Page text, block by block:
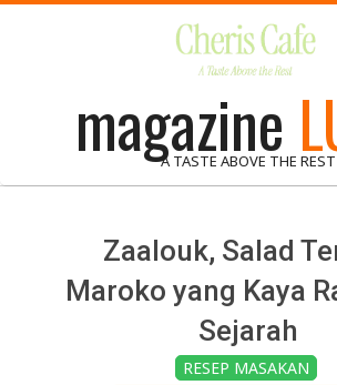
magazine
A TASTE ABOVE THE REST
Zaalouk, Salad
Maroko yang Kaya
Sejarah
RESEP MASAKAN